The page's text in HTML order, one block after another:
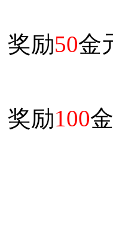
奖励50金
奖励100